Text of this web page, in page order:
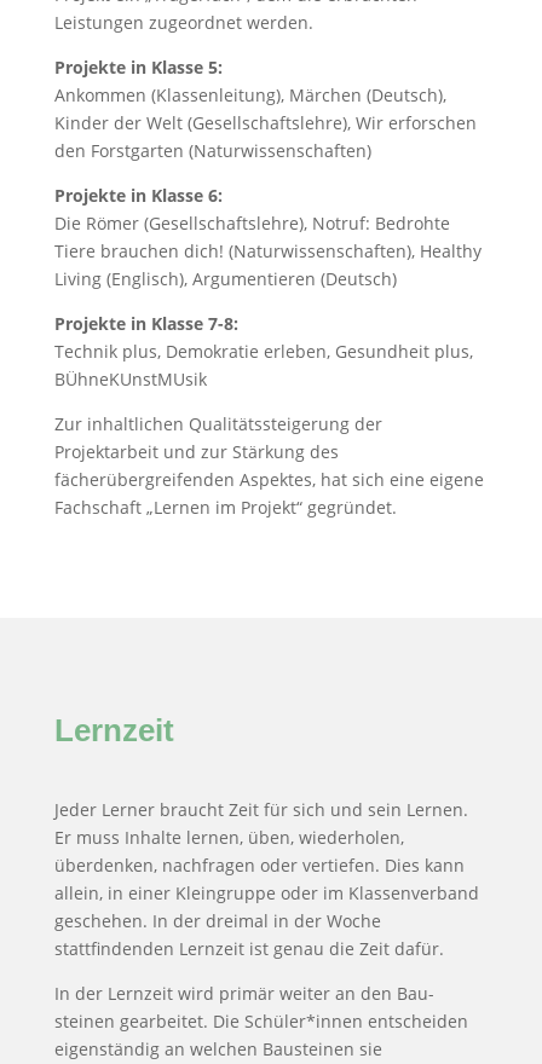
Leistungen zugeordnet werden.
Projekte in Klasse 5:
Ankommen (Klassenleitung), Märchen (Deutsch),
Kinder der Welt (Gesellschaftslehre), Wir erforschen
den Forstgarten (Naturwissenschaften)
Projekte in Klasse 6:
Die Römer (Gesellschaftslehre), Notruf: Bedrohte
Tiere brauchen dich! (Naturwissenschaften), Healthy
Living (Englisch), Argumentieren (Deutsch)
Projekte in Klasse 7-8:
Technik plus, Demokratie erleben, Gesundheit plus,
BÜhneKUnstMUsik
Zur inhaltlichen Qualitätssteigerung der
Projektarbeit und zur Stärkung des
fächerübergreifenden Aspektes, hat sich eine eigene
Fachschaft „Lernen im Projekt“ gegründet.
Lernzeit
Jeder Lerner braucht Zeit für sich und sein Lernen.
Er muss Inhalte lernen, üben, wiederholen,
überdenken, nachfragen oder vertiefen. Dies kann
allein, in einer Kleingruppe oder im Klassenverband
geschehen. In der dreimal in der Woche
stattfindenden Lernzeit ist genau die Zeit dafür.
In der Lernzeit wird primär weiter an den Bau­
steinen gearbeitet. Die Schüler*innen entscheiden
eigenständig an welchen Bau­steinen sie